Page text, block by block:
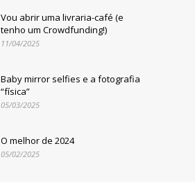
Vou abrir uma livraria-café (e
tenho um Crowdfunding!)
11/04/2025
Baby mirror selfies e a fotografia
“física”
05/03/2025
O melhor de 2024
05/02/2025